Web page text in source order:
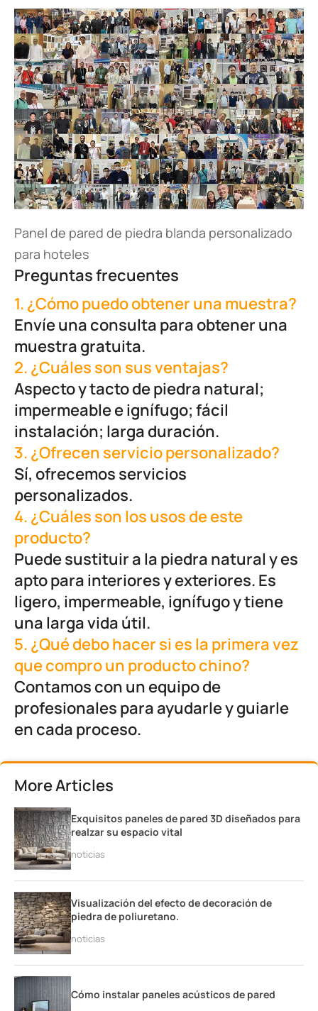
Panel de pared de piedra blanda personalizado
para hoteles
Preguntas frecuentes
1. ¿Cómo puedo obtener una muestra?
Envíe una consulta para obtener una
muestra gratuita.
2. ¿Cuáles son sus ventajas?
Aspecto y tacto de piedra natural;
impermeable e ignífugo; fácil
instalación; larga duración.
3. ¿Ofrecen servicio personalizado?
Sí, ofrecemos servicios
personalizados.
4. ¿Cuáles son los usos de este
producto?
Puede sustituir a la piedra natural y es
apto para interiores y exteriores. Es
ligero, impermeable, ignífugo y tiene
una larga vida útil.
5. ¿Qué debo hacer si es la primera vez
que compro un producto chino?
Contamos con un equipo de
profesionales para ayudarle y guiarle
en cada proceso.
More Articles
Exquisitos paneles de pared 3D diseñados para
realzar su espacio vital
noticias
Visualización del efecto de decoración de
piedra de poliuretano.
noticias
Cómo instalar paneles acústicos de pared